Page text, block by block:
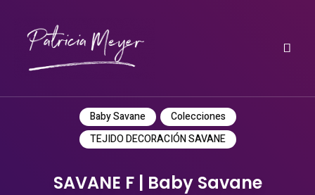
Baby Savane
Colecciones
TEJIDO DECORACIÓN SAVANE
SAVANE F | Baby Savane